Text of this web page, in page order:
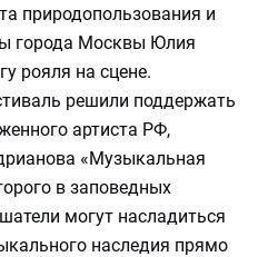
природопользования и
города Москвы Юлия
рояля на сцене.
решили поддержать
артиста РФ,
«Музыкальная
в заповедных
могут насладиться
наследия прямо